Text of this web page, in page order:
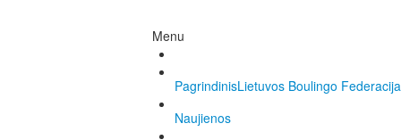
Menu
PagrindinisLietuvos Boulingo Federacija
Naujienos